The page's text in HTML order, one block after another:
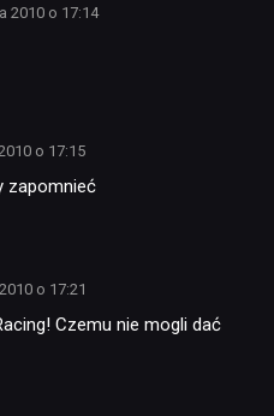
2010 o 17:14
o 17:15
zapomnieć
o 17:21
Czemu nie mogli dać